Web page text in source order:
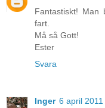
Fantastiskt!
fart.
Må så Gott!
Ester
Svara
Inger 6 april